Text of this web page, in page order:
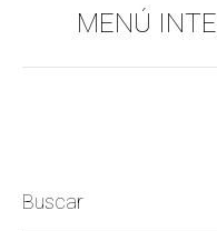
MENÚ
Buscar